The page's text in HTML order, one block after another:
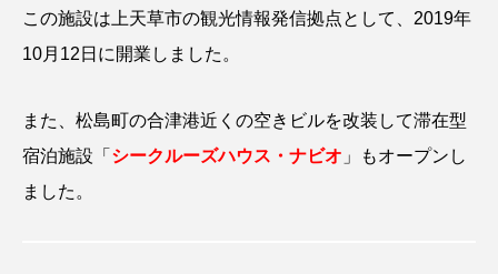
この施設は上天草市の観光情報発信拠点として、2019年
10月12日に開業しました。
また、松島町の合津港近くの空きビルを改装して滞在型
宿泊施設「 シークルーズハウス・ナビオ 」もオープンし
ました。